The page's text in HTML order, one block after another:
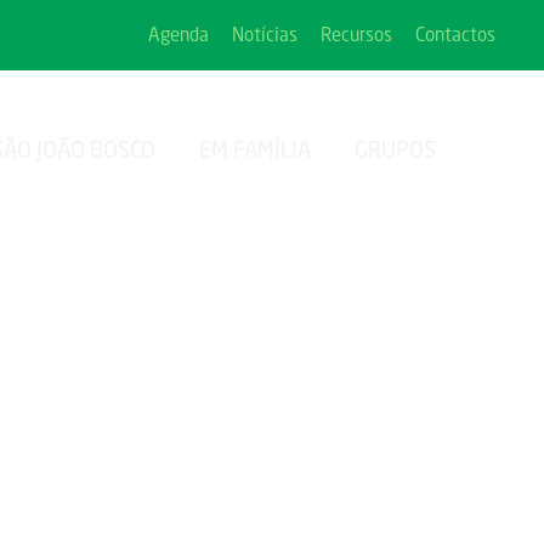
Agenda Notícias Recursos Contactos